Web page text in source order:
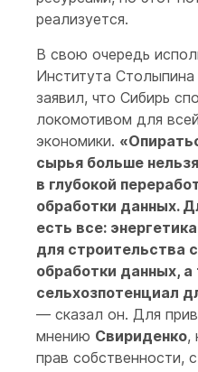
реализуется.
В свою очередь
Института Столыпина
заявил, что Сибирь
локомотивом для
экономики.
сырья больше
в глубокой
обработки данных.
есть все:
для строительства
обработки данных,
сельхозпотенциал
— сказал он. Для
мнению Свириденко,
прав собственности,